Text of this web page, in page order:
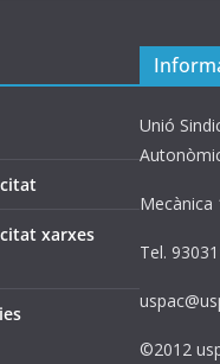
xarxes
Unió
Tel.
©2012